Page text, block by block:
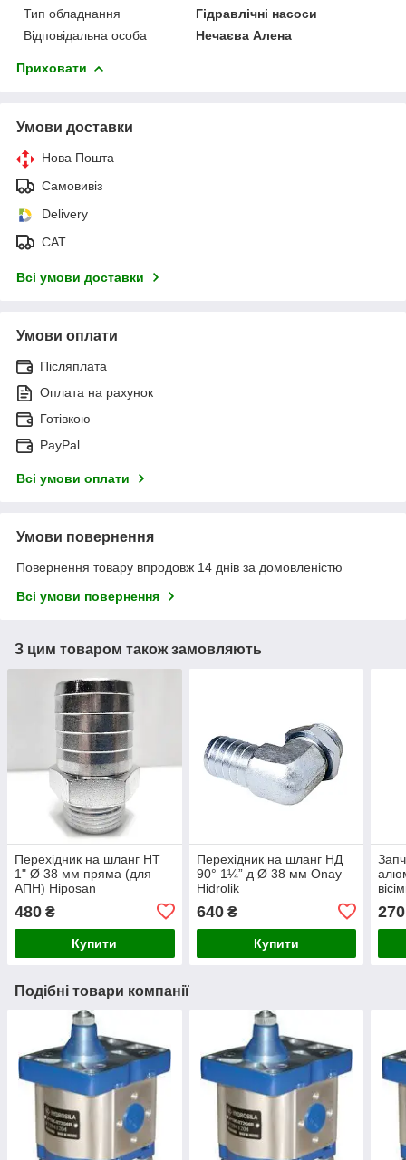
Тип обладнання
Гідравлічні насоси
Відповідальна особа
Нечаєва Алена
Приховати
Умови доставки
Нова Пошта
Самовивіз
Delivery
САТ
Всі умови доставки
Умови оплати
Післяплата
Оплата на рахунок
Готівкою
PayPal
Всі умови оплати
Умови повернення
Повернення товару впродовж 14 днів за домовленістю
Всі умови повернення
З цим товаром також замовляють
Перехідник на шланг НТ
1" Ø 38 мм пряма (для
АПН) Hiposan
480 ₴
Купити
Перехідник на шланг НД
90° 1¼” д Ø 38 мм Onay
Hidrolik
640₴
Купити
270
Подібні товари компанії